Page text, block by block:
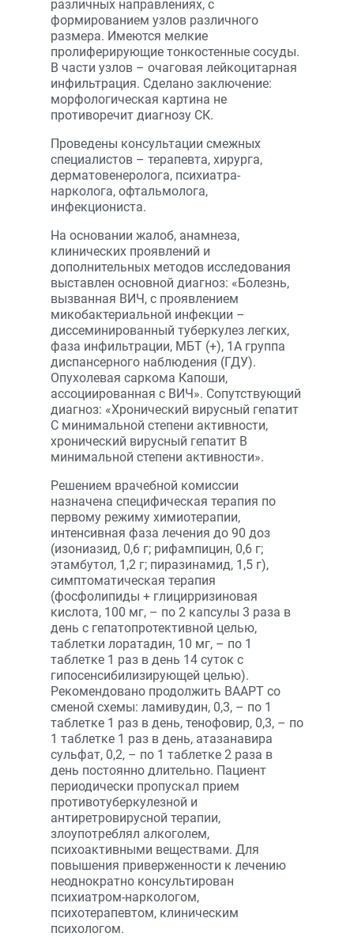
различных направлениях, с
формированием узлов различного
размера. Имеются мелкие
пролиферирующие тонкостенные сосуды.
В части узлов – очаговая лейкоцитарная
инфильтрация. Сделано заключение:
морфологическая картина не
противоречит диагнозу СК.
Проведены консультации смежных
специалистов – терапевта, хирурга,
дерматовенеролога, психиатра-
нарколога, офтальмолога,
инфекциониста.
На основании жалоб, анамнеза,
клинических проявлений и
дополнительных методов исследования
выставлен основной диагноз: «Болезнь,
вызванная ВИЧ, с проявлением
микобактериальной инфекции –
диссеминированный туберкулез легких,
фаза инфильтрации, МБТ (+), 1А группа
диспансерного наблюдения (ГДУ).
Опухолевая саркома Капоши,
ассоциированная с ВИЧ». Сопутствующий
диагноз: «Хронический вирусный гепатит
С минимальной степени активности,
хронический вирусный гепатит В
минимальной степени активности».
Решением врачебной комиссии
назначена специфическая терапия по
первому режиму химиотерапии,
интенсивная фаза лечения до 90 доз
(изониазид, 0,6 г; рифампицин, 0,6 г;
этамбутол, 1,2 г; пиразинамид, 1,5 г),
симптоматическая терапия
(фосфолипиды + глицирризиновая
кислота, 100 мг, – по 2 капсулы 3 раза в
день с гепатопротективной целью,
таблетки лоратадин, 10 мг, – по 1
таблетке 1 раз в день 14 суток с
гипосенсибилизирующей целью).
Рекомендовано продолжить ВААРТ со
сменой схемы: ламивудин, 0,3, – по 1
таблетке 1 раз в день, тенофовир, 0,3, – по
1 таблетке 1 раз в день, атазанавира
сульфат, 0,2, – по 1 таблетке 2 раза в
день постоянно длительно. Пациент
периодически пропускал прием
противотуберкулезной и
антиретровирусной терапии,
злоупотреблял алкоголем,
психоактивными веществами. Для
повышения приверженности к лечению
неоднократно консультирован
психиатром-наркологом,
психотерапевтом, клиническим
психологом.